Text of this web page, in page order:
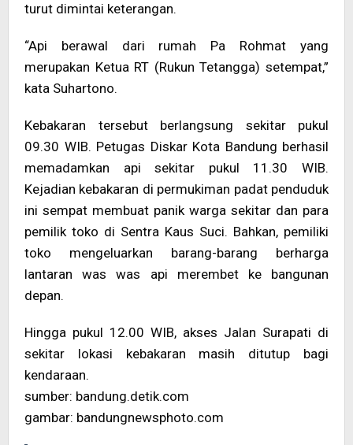
turut dimintai keterangan.
“Api berawal dari rumah Pa Rohmat yang
merupakan Ketua RT (Rukun Tetangga) setempat,”
kata Suhartono.
Kebakaran tersebut berlangsung sekitar pukul
09.30 WIB. Petugas Diskar Kota Bandung berhasil
memadamkan api sekitar pukul 11.30 WIB.
Kejadian kebakaran di permukiman padat penduduk
ini sempat membuat panik warga sekitar dan para
pemilik toko di Sentra Kaus Suci. Bahkan, pemiliki
toko mengeluarkan barang-barang berharga
lantaran was was api merembet ke bangunan
depan.
Hingga pukul 12.00 WIB, akses Jalan Surapati di
sekitar lokasi kebakaran masih ditutup bagi
kendaraan.
sumber: bandung.detik.com
gambar: bandungnewsphoto.com